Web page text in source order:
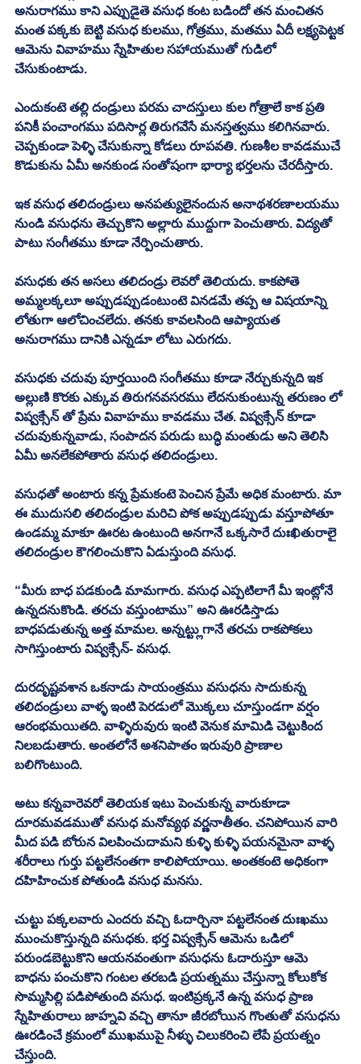
అనురాగము కాని ఎప్పుడైతె వసుధ కంట బడిందో తన మంచితన
మంత పక్కకు బెట్టి వసుధ కులము, గోత్రము, మతము ఏదీ లక్ష్యపెట్టక
ఆమెను వివాహము స్నేహితుల సహాయముతో గుడిలో
చేసుకుంటాడు.
ఎందుకంటె తల్లి దండ్రులు పరమ చాదస్తులు కుల గోత్రాలే కాక ప్రతి
పనికీ పంచాంగము పదిసార్ల తిరుగవేసే మనస్తత్వము కలిగినవారు.
చెప్పకుండా పెళ్ళి చేసుకున్నా కోడలు రూపవతి. గుణశీల కావడముచే
కొడుకును ఏమీ అనకుండ సంతోషంగా భార్యా భర్తలను చేరదీస్తారు.
ఇక వసుధ తలిదండ్రులు అనపత్యులైనందున అనాథశరణాలయము
నుండి వసుధను తెచ్చుకొని అల్లారు ముద్దుగా పెంచుతారు. విద్యతో
పాటు సంగీతము కూడా నేర్పించుతారు.
వసుధకు తన అసలు తలిదండ్రు లెవరో తెలియదు. కాకపోతె
అమ్మలక్కలూ అప్పుడప్పుడంటుంటె వినడమే తప్ప ఆ విషయాన్ని
లోతుగా ఆలోచించలేదు. తనకు కావలసింది ఆప్యాయత
అనురాగము దానికి ఎన్నడూ లోటు ఎరుగదు.
వసుధకు చదువు పూర్తయింది సంగీతము కూడా నేర్చుకున్నది ఇక
అల్లుణి కొరకు ఎక్కువ తిరుగనవసరము లేదనుకుంటున్న తరుణం లో
విష్వక్సేన్ తో ప్రేమ వివాహము కావడము చేత. విష్వక్సేన్ కూడా
చదువుకున్నవాడు, సంపాదన పరుడు బుద్ధి మంతుడు అని తెలిసి
ఏమీ అనలేకపోతారు వసుధ తలిదండ్రులు.
వసుధతో అంటారు కన్న ప్రేమకంటె పెంచిన ప్రేమే అధిక మంటారు. మా
ఈ ముదుసలి తలిదండ్రుల మరిచి పోక అప్పుడప్పుడు వస్తూపోతూ
ఉండమ్మ మాకూ ఊరట ఉంటుంది అనగానే ఒక్కసారే దుఃఖితురాలై
తలిదండ్రుల కౌగలించుకొని ఏడుస్తుంది వసుధ.
“మీరు బాధ పడకుండి మామగారు. వసుధ ఎప్పటిలాగే మీ ఇంట్లోనే
ఉన్నదనుకొండి. తరచు వస్తుంటాము” అని ఊరడిస్తాడు
బాధపడుతున్న అత్త మామల. అన్నట్ట్లుగానే తరచు రాకపోకలు
సాగిస్తుంటారు విష్వక్సేన్- వసుధ.
దురదృష్టవశాన ఒకనాడు సాయంత్రము వసుధను సాదుకున్న
తలిదండ్రులు వాళ్ళ ఇంటి పెరడులో మొక్కలు చూస్తుండగా వర్షం
ఆరంభమయితది. వాళ్ళిరువురు ఇంటి వెనుక మామిడి చెట్టుకింద
నిలబడుతారు. అంతలోనే అశనిపాతం ఇరువురి ప్రాణాల
బలిగొంటుంది.
అటు కన్నవారెవరో తెలియక ఇటు పెంచుకున్న వారుకూడా
దూరమవడముతో వసుధ మనోవ్యథ వర్ణనాతీతం. చనిపోయిన వారి
మీద పడి బోరున విలపించుదామని కుళ్ళి కుళ్ళి పయనమైనా వాళ్ళ
శరీరాలు గుర్తు పట్టలేనంతగా కాలిపోయాయి. అంతకంటె అధికంగా
దహిహించుక పోతుండి వసుధ మనసు.
చుట్టు పక్కలవారు ఎందరు వచ్చి ఓదార్చినా పట్టలేనంత దుఃఖము
ముంచుకొస్తున్నది వసుధకు. భర్త విష్వక్సేన్ ఆమెను ఒడిలో
పరుండబెట్టుకొని ఆయనవంతుగా వసుధను ఓదారుస్తూ ఆమె
బాధను పంచుకొని గంటల తరబడి ప్రయత్నము చేస్తున్నా కోలుకోక
సొమ్మసిల్లి పడిపోతుంది వసుధ. ఇంటిప్రక్కనే ఉన్న వసుధ ప్రాణ
స్నేహితురాలు జాహ్నవి వచ్చి తానూ జీరబోయిన గొంతుతో వసుధను
ఊరడించే క్రమంలో ముఖముపై నీళ్ళు చిలుకరించి లేపే ప్రయత్నం
చేస్తుంది.